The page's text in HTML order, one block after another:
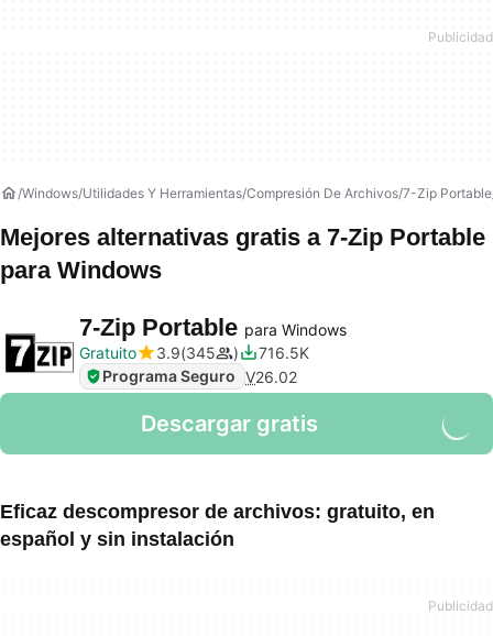
Windows Utilidades Y Herramientas Compresión De Archivos 7-Zip Portable
Mejores alternativas gratis a 7-Zip Portable
para Windows
7-Zip Portable para Windows
Gratuito
3.9 345
716.5K
Programa Seguro V26.02
Descargar gratis
Eficaz descompresor de archivos: gratuito, en
español y sin instalación